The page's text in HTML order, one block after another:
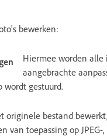
bewerken:
Hiermee worden alle
aangebrachte
wordt gestuurd.
originele bestand
van toepassing op JPEG-